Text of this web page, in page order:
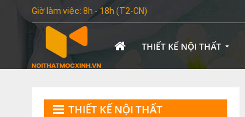
Giờ làm việc: 8h - 18h (T2-CN)
THIẾT KẾ NỘI THẤT
THIẾT KẾ NỘI THẤT